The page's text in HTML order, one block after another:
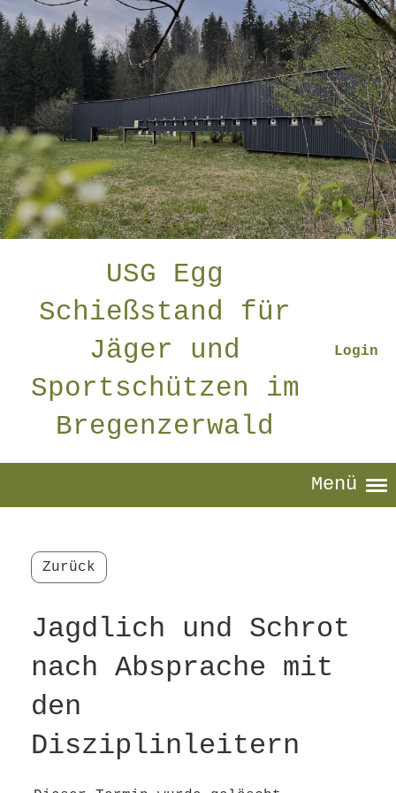
USG Egg
Schießstand für
Jäger und
Sportschützen im
Bregenzerwald
Login
Menü
Zurück
Jagdlich und Schrot
nach Absprache mit
den
Disziplinleitern